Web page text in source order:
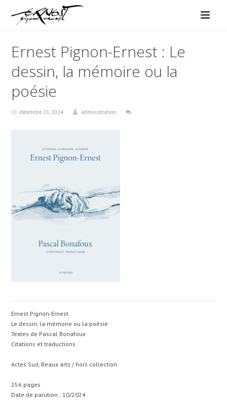
Ernest Pignon-Ernest : Le
dessin, la mémoire ou la
poésie
décembre 21, 2024 administration
Ernest Pignon-Ernest
Le dessin, la mémoire ou la poésie
Textes de Pascal Bonafoux
Citations et traductions
Actes Sud, Beaux arts / hors collection
256 pages
Date de parution : 10/2024